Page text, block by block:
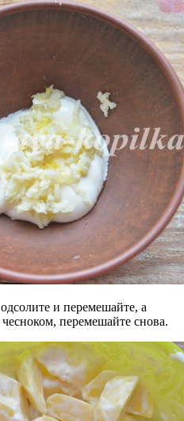
и перемешайте, а
перемешайте снова.